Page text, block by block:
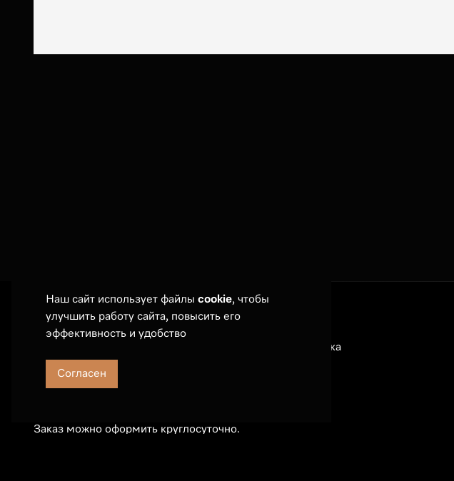
Наш сайт использует файлы cookie, чтобы
улучшить работу сайта, повысить его
эффективность и удобство
Согласен
Телефон: 7 (495) 789 19 55
Заказ можно оформить круглосуточно.
Оплата и доставка